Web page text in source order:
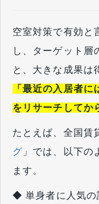
空室対策で有効と
し、ターゲット層
と、大きな成果は
「最近の入居者に
をリサーチしてか
たとえば、全国賃
グ 」では、以下の
ます。
◆ 単身者に人気の